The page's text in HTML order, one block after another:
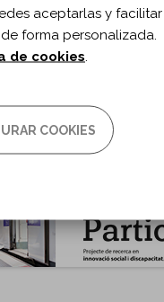
aceptarlas y facilitar
forma personalizada.
de cookies
COOKIES